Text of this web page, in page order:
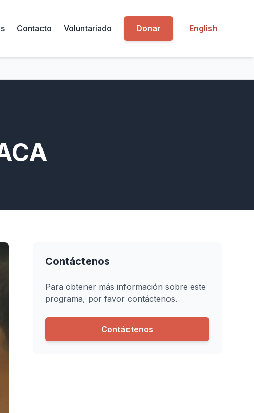
Contacto Voluntariado Donar English
Contáctenos
Para obtener más información sobre este
programa, por favor contáctenos.
Contáctenos